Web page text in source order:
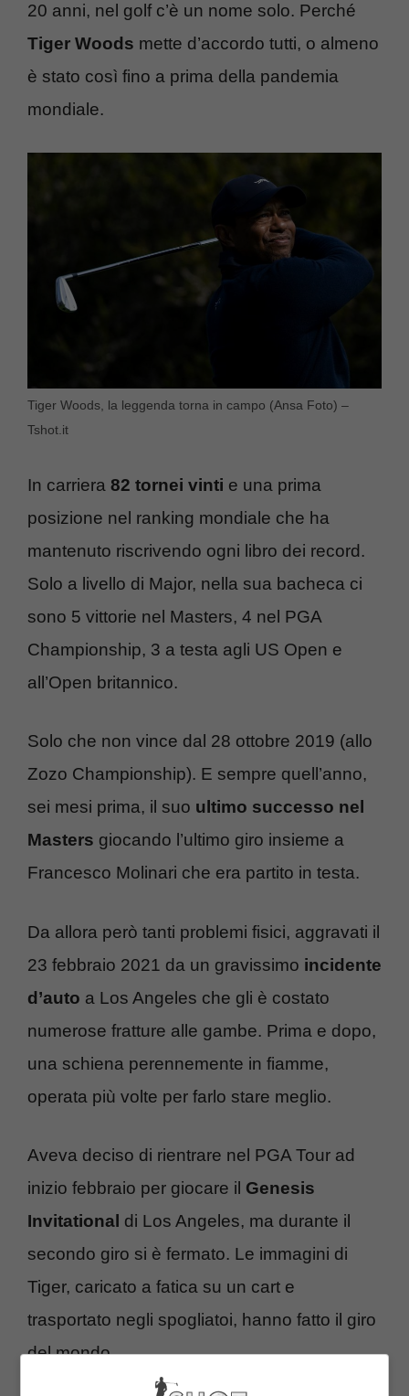
20 anni, nel golf c’è un nome solo. Perché
Tiger Woods mette d’accordo tutti, o almeno
è stato così fino a prima della pandemia
mondiale.
Tiger Woods, la leggenda torna in campo (Ansa Foto) –
Tshot.it
In carriera 82 tornei vinti e una prima
posizione nel ranking mondiale che ha
mantenuto riscrivendo ogni libro dei record.
Solo a livello di Major, nella sua bacheca ci
sono 5 vittorie nel Masters, 4 nel PGA
Championship, 3 a testa agli US Open e
all’Open britannico.
Solo che non vince dal 28 ottobre 2019 (allo
Zozo Championship). E sempre quell’anno,
sei mesi prima, il suo ultimo successo nel
Masters giocando l’ultimo giro insieme a
Francesco Molinari che era partito in testa.
Da allora però tanti problemi fisici, aggravati il
23 febbraio 2021 da un gravissimo incidente
d’auto a Los Angeles che gli è costato
numerose fratture alle gambe. Prima e dopo,
una schiena perennemente in fiamme,
operata più volte per farlo stare meglio.
Aveva deciso di rientrare nel PGA Tour ad
inizio febbraio per giocare il Genesis
Invitational di Los Angeles, ma durante il
secondo giro si è fermato. Le immagini di
Tiger, caricato a fatica su un cart e
trasportato negli spogliatoi, hanno fatto il giro
del mondo.